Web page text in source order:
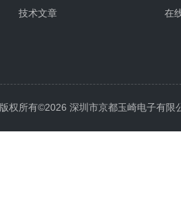
技术文章
在
版权所有©2026 深圳市京都玉崎电子有